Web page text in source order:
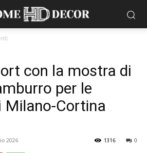
con la mostra di
per le
Milano-Cortina
2026 0
1316